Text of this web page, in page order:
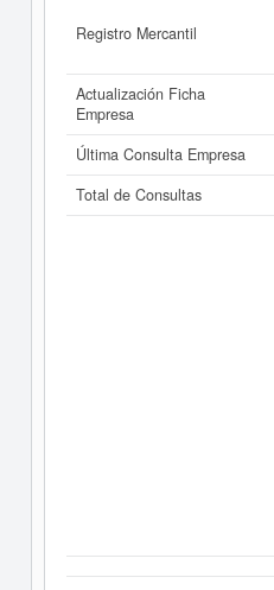
Registro Mercantil
Actualización Ficha
Empresa
Última Consulta Empresa
Total de Consultas